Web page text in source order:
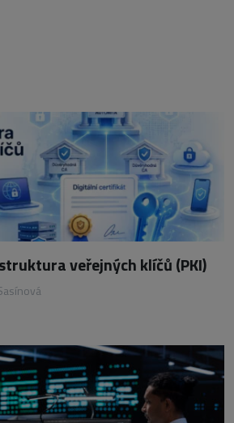
veřejných klíčů (PKI)